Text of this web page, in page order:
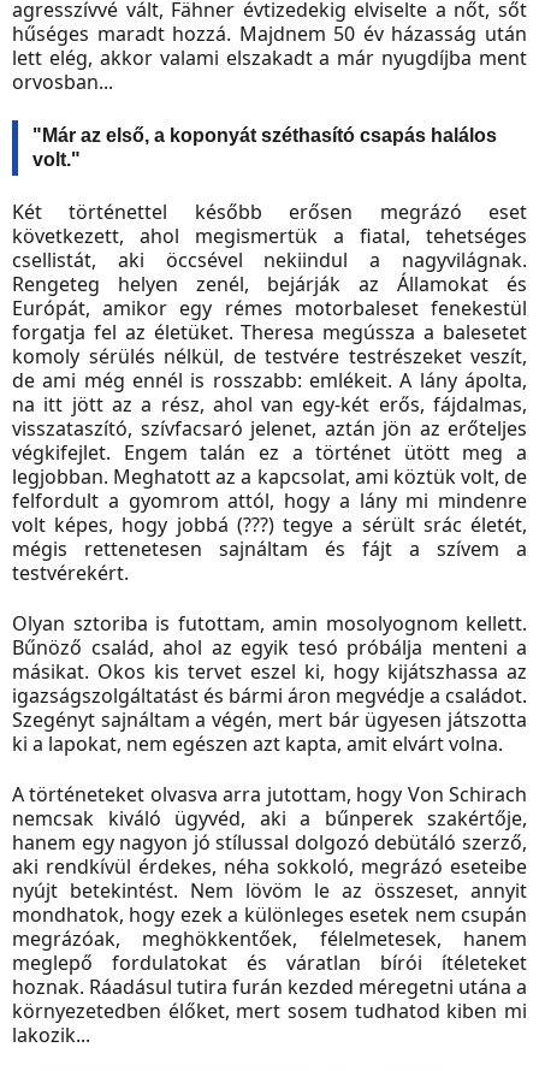
agresszívvé vált, Fähner évtizedekig elviselte a nőt, sőt
hűséges maradt hozzá. Majdnem 50 év házasság után
lett elég, akkor valami elszakadt a már nyugdíjba ment
orvosban...
"Már az első, a koponyát széthasító csapás halálos
volt."
Két történettel később erősen megrázó eset
következett, ahol megismertük a fiatal, tehetséges
csellistát, aki öccsével nekiindul a nagyvilágnak.
Rengeteg helyen zenél, bejárják az Államokat és
Európát, amikor egy rémes motorbaleset fenekestül
forgatja fel az életüket. Theresa megússza a balesetet
komoly sérülés nélkül, de testvére testrészeket veszít,
de ami még ennél is rosszabb: emlékeit. A lány ápolta,
na itt jött az a rész, ahol van egy-két erős, fájdalmas,
visszataszító, szívfacsaró jelenet, aztán jön az erőteljes
végkifejlet. Engem talán ez a történet ütött meg a
legjobban. Meghatott az a kapcsolat, ami köztük volt, de
felfordult a gyomrom attól, hogy a lány mi mindenre
volt képes, hogy jobbá (???) tegye a sérült srác életét,
mégis rettenetesen sajnáltam és fájt a szívem a
testvérekért.
Olyan sztoriba is futottam, amin mosolyognom kellett.
Bűnöző család, ahol az egyik tesó próbálja menteni a
másikat. Okos kis tervet eszel ki, hogy kijátszhassa az
igazságszolgáltatást és bármi áron megvédje a családot.
Szegényt sajnáltam a végén, mert bár ügyesen játszotta
ki a lapokat, nem egészen azt kapta, amit elvárt volna.
A történeteket olvasva arra jutottam, hogy Von Schirach
nemcsak kiváló ügyvéd, aki a bűnperek szakértője,
hanem egy nagyon jó stílussal dolgozó debütáló szerző,
aki rendkívül érdekes, néha sokkoló, megrázó eseteibe
nyújt betekintést. Nem lövöm le az összeset, annyit
mondhatok, hogy ezek a különleges esetek nem csupán
megrázóak, meghökkentőek, félelmetesek, hanem
meglepő fordulatokat és váratlan bírói ítéleteket
hoznak. Ráadásul tutira furán kezded méregetni utána a
környezetedben élőket, mert sosem tudhatod kiben mi
lakozik...